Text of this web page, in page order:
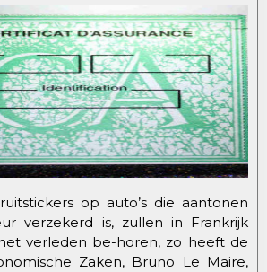
op auto’s die aantonen
verzekerd is, zullen in Frankrijk
verleden be-horen, zo heeft de
Zaken, Bruno Le Maire,